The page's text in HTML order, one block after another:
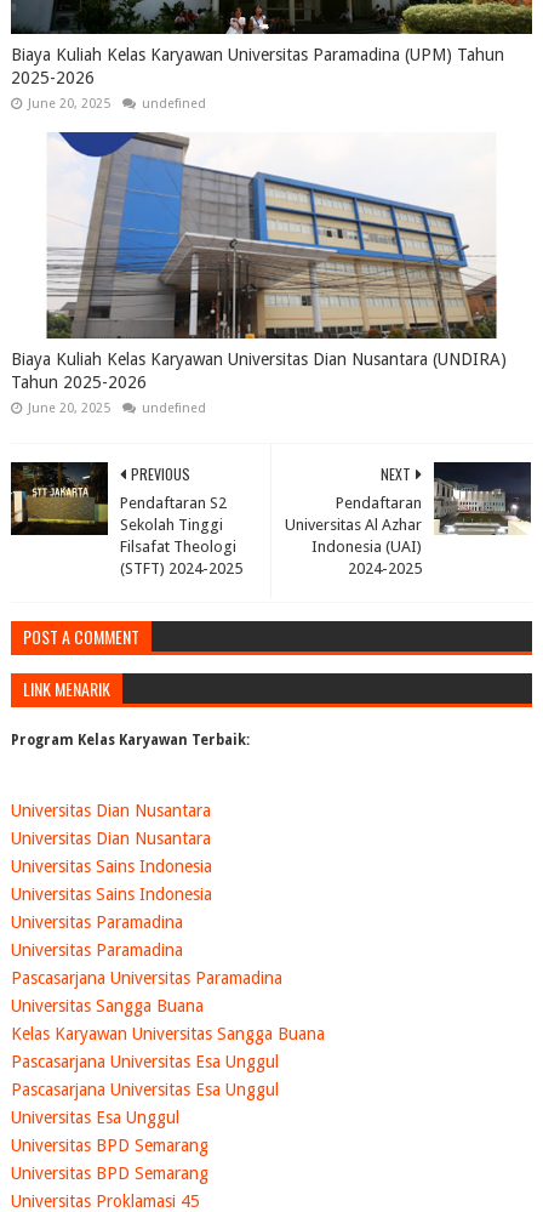
Biaya Kuliah Kelas Karyawan Universitas Paramadina (UPM) Tahun
2025-2026
June 20, 2025 undefined
Biaya Kuliah Kelas Karyawan Universitas Dian Nusantara (UNDIRA)
Tahun 2025-2026
June 20, 2025 undefined
NEXT
Pendaftaran
Universitas Al Azhar
Indonesia (UAI)
2024-2025
PREVIOUS
Pendaftaran S2
Sekolah Tinggi
Filsafat Theologi
(STFT) 2024-2025
POST A COMMENT
LINK MENARIK
Program Kelas Karyawan Terbaik:
Universitas Dian Nusantara
Universitas Dian Nusantara
Universitas Sains Indonesia
Universitas Sains Indonesia
Universitas Paramadina
Universitas Paramadina
Pascasarjana Universitas Paramadina
Universitas Sangga Buana
Kelas Karyawan Universitas Sangga Buana
Pascasarjana Universitas Esa Unggul
Pascasarjana Universitas Esa Unggul
Universitas Esa Unggul
Universitas BPD Semarang
Universitas BPD Semarang
Universitas Proklamasi 45